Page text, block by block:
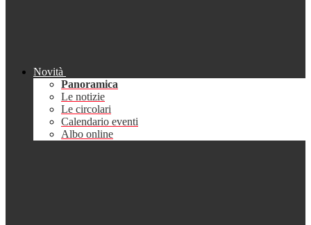
Novità
Panoramica
Le notizie
Le circolari
Calendario eventi
Albo online